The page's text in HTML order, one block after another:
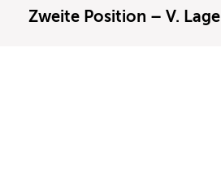
Zweite Position – V. Lage